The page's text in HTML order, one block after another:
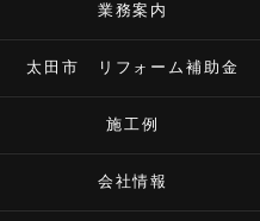
業務案内
太田市 リフォーム補助金
施工例
会社情報